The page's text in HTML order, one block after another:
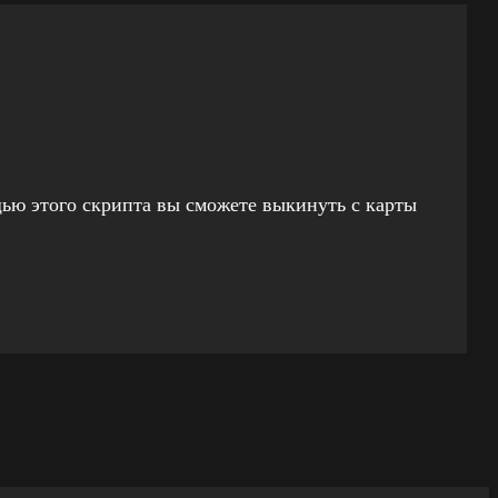
этого скрипта вы сможете выкинуть с карты